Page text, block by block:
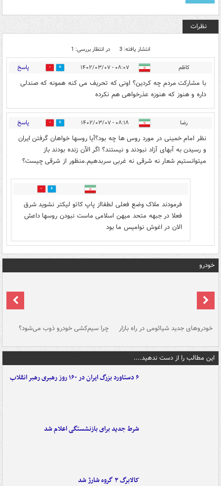
نظرات
انتشار یافته: 3 در انتظار بررسی: 1
کاظم ۰۸:۰۷ - ۱۴۰۲/۰۳/۰۷ 1 پاسخ
با مشارکت مردم چه کردین؟ اونی که تحریف می کنه همونه که صندلی
داره و هنوز که هنوزه عذرخواهی هم نکرده
رضا ۰۸:۱۸ - ۱۴۰۲/۰۳/۰۷ 1 پاسخ
نظر امام خمینی در مورد روس ها چه بود؟آیا روسها خواهان گرفتن ایران
و رسیدن به آبهای آزاد نبودند و نیستند؟ اگر الآن زنده بودند باز
میتوانستیم شعار نه شرقی نه غربی سربدهیم.منظور از شرقی چیست؟
1
فرمودند ملاک وضع فعلی لطفااز پاپ کاتو لیکتر نشوید شرق
فعلا در جبهه متحد میهن اسلامی ماست نبودن روسها داعش
الان در اغوش نوامیس ما بود
خودرو
خودروهای جدید شیائومی در راه بازار چرا سیم‌کشی خودرو ذوب می‌شود؟
این مطالب را از دست ندهید....
۶ دستاورد بزرگ ایران در ۱۶۰ روز رهبری رهبر انقلاب
شرط جدید برای بازنشستگی اعلام شد
کالابرگ ۳ گروه شارژ شد